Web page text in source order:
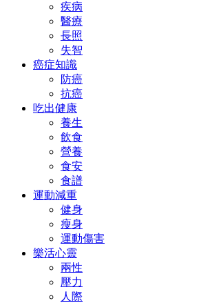
疾病
醫療
長照
失智
癌症知識
防癌
抗癌
吃出健康
養生
飲食
營養
食安
食譜
運動減重
健身
瘦身
運動傷害
樂活心靈
兩性
壓力
人際